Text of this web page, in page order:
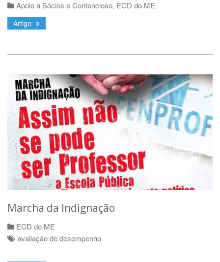
Apoio a Sócios e Contencioso, ECD do ME
Artigo
Marcha da Indignação
ECD do ME
avaliação de desempenho